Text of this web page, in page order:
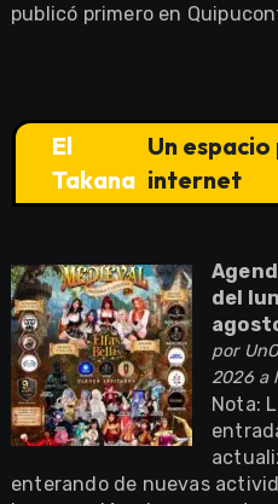
publicó primero en
El
Takana
Un
internet
del
por
2026 a
Nota:
enterando de nuevas